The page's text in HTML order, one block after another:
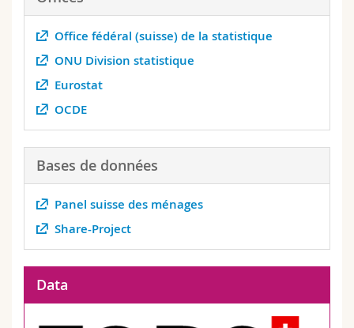
Interfakultär
Mitarbeitende
Doktorierende
Webmail
Vorlesungsverzeichnis
Office fédéral (suisse) de la statistique
ONU Division statistique
Eurostat
OCDE
Bases de données
Panel suisse des ménages
Share-Project
Data